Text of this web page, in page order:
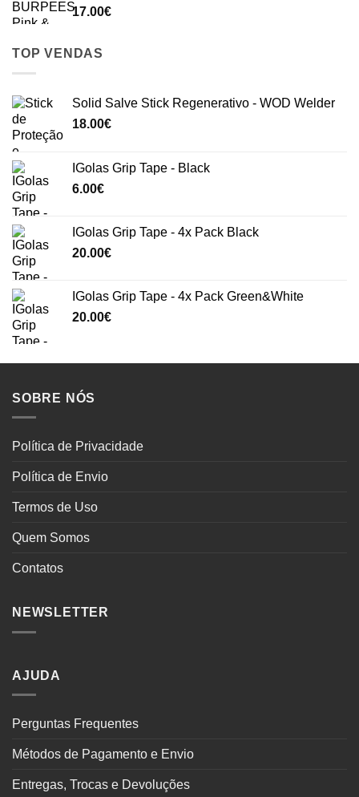
17.00€
TOP VENDAS
Solid Salve Stick Regenerativo - WOD Welder
18.00€
IGolas Grip Tape - Black
6.00€
IGolas Grip Tape - 4x Pack Black
20.00€
IGolas Grip Tape - 4x Pack Green&White
20.00€
SOBRE NÓS
Política de Privacidade
Política de Envio
Termos de Uso
Quem Somos
Contatos
NEWSLETTER
AJUDA
Perguntas Frequentes
Métodos de Pagamento e Envio
Entregas, Trocas e Devoluções